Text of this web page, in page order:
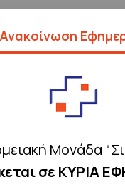
Ανακοίνωση
Μονάδα
σε ΚΥΡΙΑ